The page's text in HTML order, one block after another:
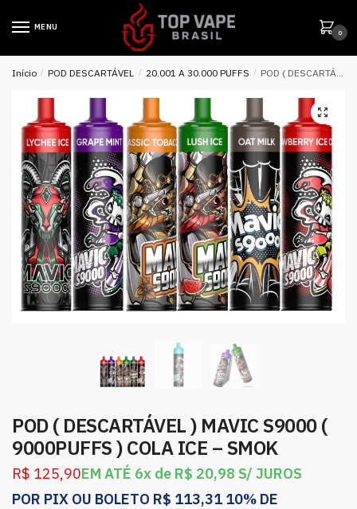
MENU
0
Início / POD DESCARTÁVEL / 20.001 A 30.000 PUFFS / POD ( DESCARTÁVEL ) MAVIC S9000 ( 9000PUFFS ) COLA ICE – SMOK
POD ( DESCARTÁVEL ) MAVIC S9000 (
9000PUFFS ) COLA ICE – SMOK
R$ 125,90EM ATÉ 6x de R$ 20,98 S/ JUROS
POR PIX OU BOLETO R$ 113,31 10% DE